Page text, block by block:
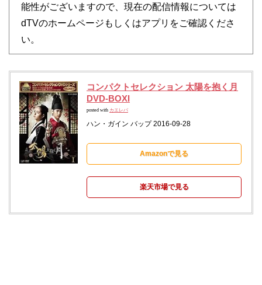
能性がございますので、現在の配信情報については
dTVのホームページもしくはアプリをご確認くださ
い。
コンパクトセレクション 太陽を抱く月
DVD-BOXI
posted with カエレバ
ハン・ガイン バップ 2016-09-28
Amazonで見る
楽天市場で見る